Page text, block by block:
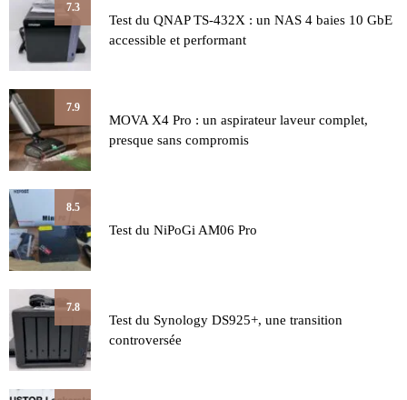
7.3
Test du QNAP TS-432X : un NAS 4 baies 10 GbE
accessible et performant
7.9
MOVA X4 Pro : un aspirateur laveur complet,
presque sans compromis
8.5
Test du NiPoGi AM06 Pro
7.8
Test du Synology DS925+, une transition
controversée